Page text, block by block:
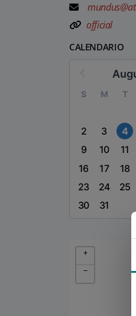
official
CALENDARIO
S M T
2
3 4
9
10 11
16
17 18
23
24 25
30
31
+
−